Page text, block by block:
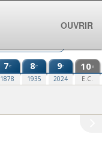
7e
1878
8e
1935
9e
2024
10e
E.C.
OUVRIR